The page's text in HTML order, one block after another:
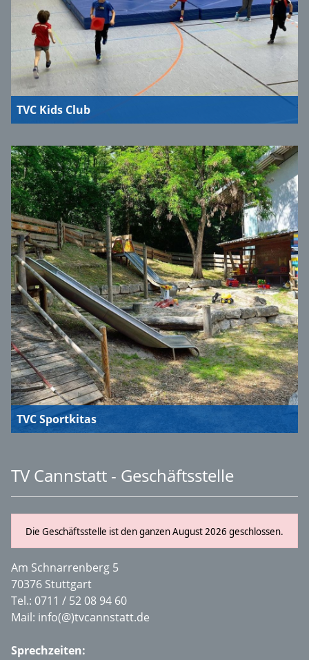
TVC Kids Club
TVC Sportkitas
TV Cannstatt - Geschäftsstelle
Die Geschäftsstelle ist den ganzen August 2026 geschlossen.
Am Schnarrenberg 5
70376 Stuttgart
Tel.: 0711 / 52 08 94 60
Mail: info(@)tvcannstatt.de
Sprechzeiten: